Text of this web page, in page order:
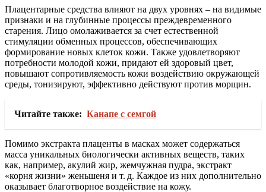
Плацентарные средства влияют на двух уровнях – на видимые
признаки и на глубинные процессы преждевременного
старения. Лицо омолаживается за счет естественной
стимуляции обменных процессов, обеспечивающих
формирование новых клеток кожи. Также удовлетворяют
потребности молодой кожи, придают ей здоровый цвет,
повышают сопротивляемость кожи воздействию окружающей
среды, тонизируют, эффективно действуют против морщин.
Читайте также: Канапе с семгой
Помимо экстракта плаценты в масках может содержаться
масса уникальных биологически активных веществ, таких
как, например, акулий жир, жемчужная пудра, экстракт
«корня жизни» женьшеня и т. д. Каждое из них дополнительно
оказывает благотворное воздействие на кожу.